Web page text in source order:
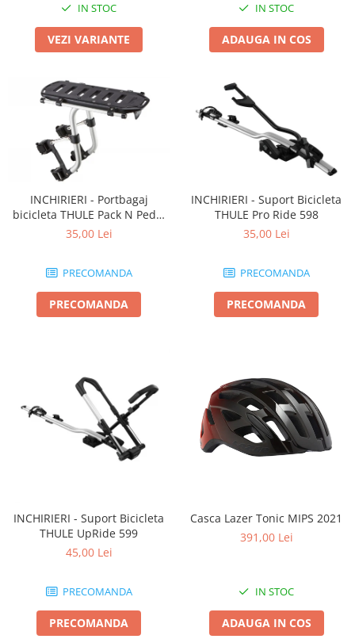
IN STOC
VEZI VARIANTE
IN STOC
ADAUGA IN COS
INCHIRIERI - Portbagaj
bicicleta THULE Pack N Pedal
tour rack
35,00 Lei
PRECOMANDA
PRECOMANDA
INCHIRIERI - Suport Bicicleta
THULE Pro Ride 598
35,00 Lei
PRECOMANDA
PRECOMANDA
INCHIRIERI - Suport Bicicleta
THULE UpRide 599
45,00 Lei
PRECOMANDA
PRECOMANDA
Casca Lazer Tonic MIPS 2021
391,00 Lei
IN STOC
ADAUGA IN COS